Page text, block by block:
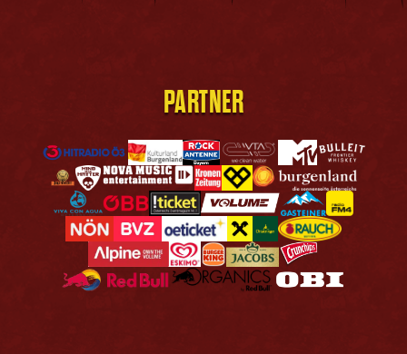
PARTNER